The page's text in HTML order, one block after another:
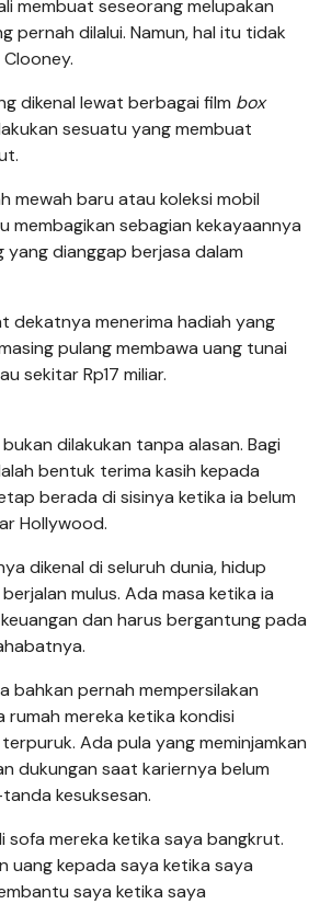
membuat seseorang melupakan
pernah dilalui. Namun, hal itu tidak
dikenal lewat berbagai film box
sesuatu yang membuat
mewah baru atau koleksi mobil
membagikan sebagian kekayaannya
dianggap berjasa dalam
dekatnya menerima hadiah yang
pulang membawa uang tunai
sekitar Rp17 miliar.
dilakukan tanpa alasan. Bagi
bentuk terima kasih kepada
berada di sisinya ketika ia belum
Hollywood.
dikenal di seluruh dunia, hidup
mulus. Ada masa ketika ia
dan harus bergantung pada
bahkan pernah mempersilakan
mereka ketika kondisi
Ada pula yang meminjamkan
dukungan saat kariernya belum
kesuksesan.
sofa mereka ketika saya bangkrut.
uang kepada saya ketika saya
saya ketika saya